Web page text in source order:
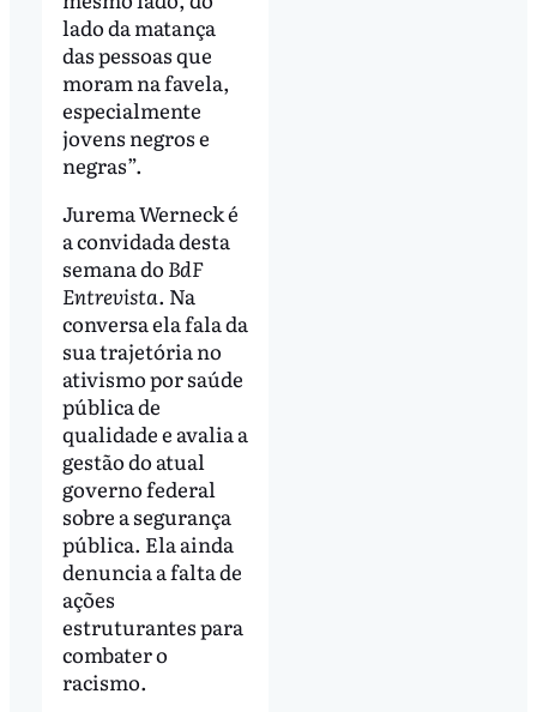
lado da matança
das pessoas que
moram na favela,
especialmente
jovens negros e
negras”.
Jurema Werneck é
a convidada desta
semana do BdF
Entrevista. Na
conversa ela fala da
sua trajetória no
ativismo por saúde
pública de
qualidade e avalia a
gestão do atual
governo federal
sobre a segurança
pública. Ela ainda
denuncia a falta de
ações
estruturantes para
combater o
racismo.